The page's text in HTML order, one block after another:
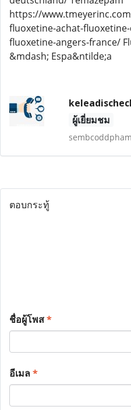
https://
fluoxetine-achat-
fluoxetine-angers-france/
&mdash; Espa&ntilde;a
ผู้เยี่ยมชม
ตอบกระทู้
ชื่อผู้โพส*
อีเมล*